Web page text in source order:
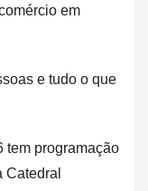
em
e tudo o que
tem programação